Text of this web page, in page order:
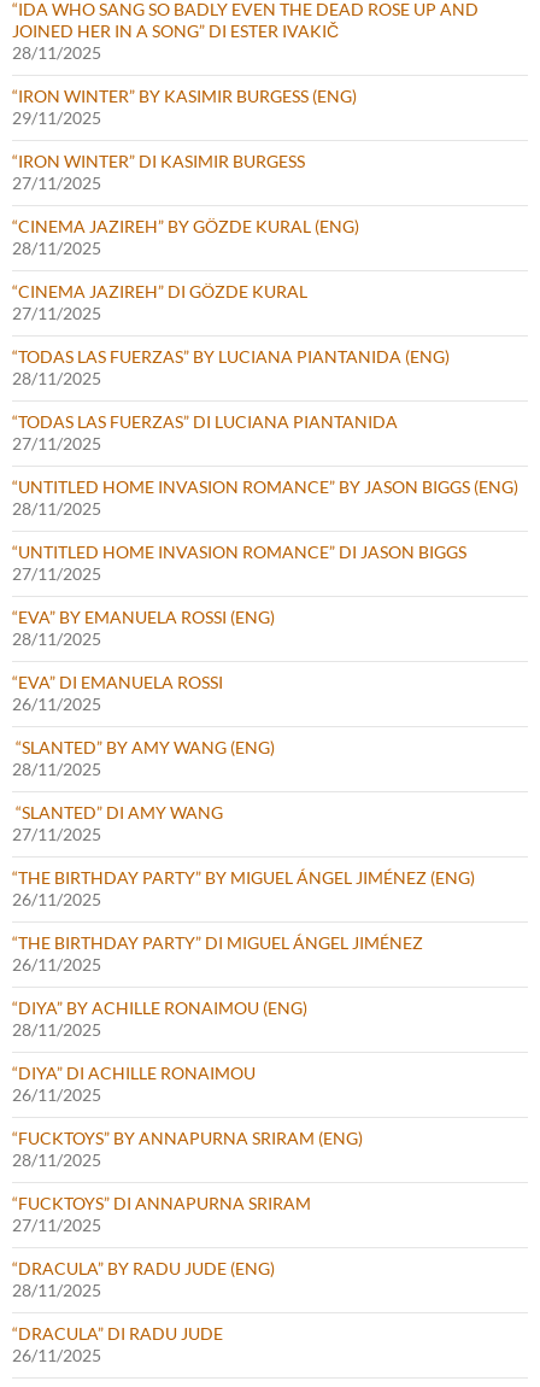
“IDA WHO SANG SO BADLY EVEN THE DEAD ROSE UP AND
JOINED HER IN A SONG” DI ESTER IVAKIČ
28/11/2025
“IRON WINTER” BY KASIMIR BURGESS (ENG)
29/11/2025
“IRON WINTER” DI KASIMIR BURGESS
27/11/2025
“CINEMA JAZIREH” BY GÖZDE KURAL (ENG)
28/11/2025
“CINEMA JAZIREH” DI GÖZDE KURAL
27/11/2025
“TODAS LAS FUERZAS” BY LUCIANA PIANTANIDA (ENG)
28/11/2025
“TODAS LAS FUERZAS” DI LUCIANA PIANTANIDA
27/11/2025
“UNTITLED HOME INVASION ROMANCE” BY JASON BIGGS (ENG)
28/11/2025
“UNTITLED HOME INVASION ROMANCE” DI JASON BIGGS
27/11/2025
“EVA” BY EMANUELA ROSSI (ENG)
28/11/2025
“EVA” DI EMANUELA ROSSI
26/11/2025
“SLANTED” BY AMY WANG (ENG)
28/11/2025
“SLANTED” DI AMY WANG
27/11/2025
“THE BIRTHDAY PARTY” BY MIGUEL ÁNGEL JIMÉNEZ (ENG)
26/11/2025
“THE BIRTHDAY PARTY” DI MIGUEL ÁNGEL JIMÉNEZ
26/11/2025
“DIYA” BY ACHILLE RONAIMOU (ENG)
28/11/2025
“DIYA” DI ACHILLE RONAIMOU
26/11/2025
“FUCKTOYS” BY ANNAPURNA SRIRAM (ENG)
28/11/2025
“FUCKTOYS” DI ANNAPURNA SRIRAM
27/11/2025
“DRACULA” BY RADU JUDE (ENG)
28/11/2025
“DRACULA” DI RADU JUDE
26/11/2025